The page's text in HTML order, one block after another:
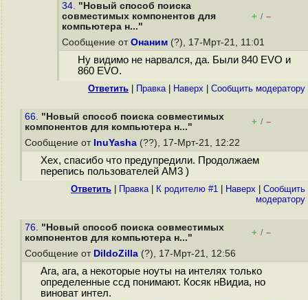
34. "Новый способ поиска
совместимых компонентов для
компьютера н..."
+ / –
Сообщение от Онаним (?), 17-Мрт-21, 11:01
Ну видимо не нарвался, да. Были 840 EVO и
860 EVO.
Ответить Правка| Наверх Cообщить модератору
66. "Новый способ поиска совместимых
компонентов для компьютера н..."
+ / –
Сообщение от InuYasha (??), 17-Мрт-21, 12:22
Хех, спасибо что предупредили. Продолжаем
перепись пользователей АМ3 )
Ответить Правка| К родителю #1 Наверх
Cообщить
модератору
76. "Новый способ поиска совместимых
компонентов для компьютера н..."
+ / –
Сообщение от DildoZilla (?), 17-Мрт-21, 12:56
Ага, ага, а некоторые ноуты на интелях только
определенные ссд понимают. Косяк нВидиа, но
виноват интел.